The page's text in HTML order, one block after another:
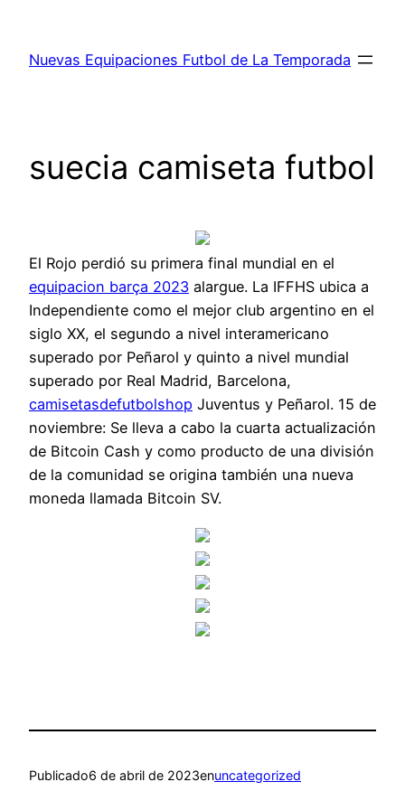
contenido
Nuevas Equipaciones Futbol de La Temporada
suecia camiseta futbol
El Rojo perdió su primera final mundial en el
equipacion barça 2023 alargue. La IFFHS ubica a
Independiente como el mejor club argentino en el
siglo XX, el segundo a nivel interamericano
superado por Peñarol y quinto a nivel mundial
superado por Real Madrid, Barcelona,
camisetasdefutbolshop Juventus y Peñarol. 15 de
noviembre: Se lleva a cabo la cuarta actualización
de Bitcoin Cash y como producto de una división
de la comunidad se origina también una nueva
moneda llamada Bitcoin SV.
Publicado6 de abril de 2023enuncategorized